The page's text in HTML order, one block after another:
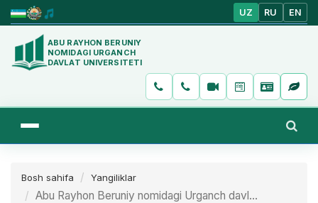
UZ RU EN
ABU RAYHON BERUNIY
NOMIDAGI URGANCH
DAVLAT UNIVERSITETI
Bosh sahifa Yangiliklar
Abu Rayhon Beruniy nomidagi Urganch davl...